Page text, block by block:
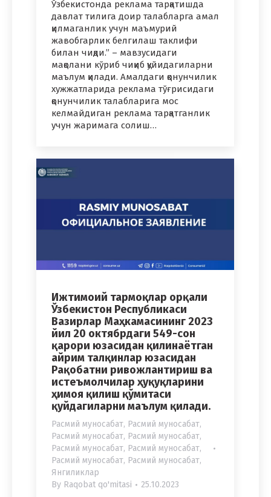
Ўзбекистонда реклама тарқатишда
давлат тилига доир талабларга амал
қилмаганлик учун маъмурий
жавобгарлик белгилаш таклифи
билан чиқди.” – мавзусидаги
мақолани кўриб чиқиб қуйидагиларни
маълум қилади. Амалдаги қонунчилик
хужжатларида реклама тўғрисидаги
қонунчилик талабларига мос
келмайдиган реклама тарқатганлик
учун жаримага солиш…
Ижтимоий тармоқлар орқали
Ўзбекистон Республикаси
Вазирлар Маҳкамасининг 2023
йил 20 октябрдаги 549-сон
қарори юзасидан қилинаётган
айрим талқинлар юзасидан
Рақобатни ривожлантириш ва
истеъмолчилар ҳуқуқларини
ҳимоя қилиш қўмитаси
қуйдагиларни маълум қилади.
Расмий муносабат, Расмий муносабат,
Расмий муносабат, Расмий муносабат,
Расмий муносабат, Расмий муносабат,
Расмий муносабат, Расмий муносабат,
Янгиликлар
By Raqobat qo'mitasi 25.10.2023